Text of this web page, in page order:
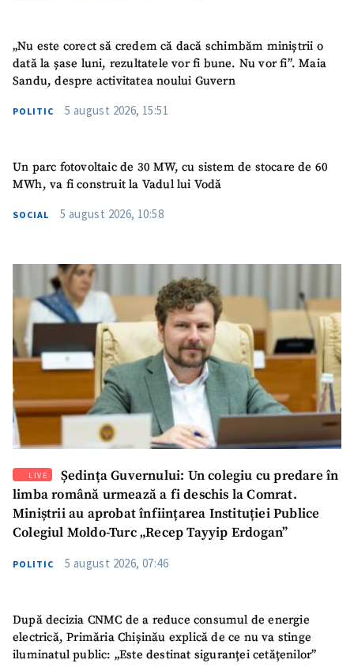
SUSȚINE
„Nu este corect să credem că dacă schimbăm miniștrii o
dată la șase luni, rezultatele vor fi bune. Nu vor fi”. Maia
Sandu, despre activitatea noului Guvern
POLITIC 5 august 2026, 15:51
Un parc fotovoltaic de 30 MW, cu sistem de stocare de 60
MWh, va fi construit la Vadul lui Vodă
SOCIAL 5 august 2026, 10:58
LIVE
Ședința Guvernului: Un colegiu cu predare în
limba română urmează a fi deschis la Comrat.
Miniștrii au aprobat înființarea Instituției Publice
Colegiul Moldo-Turc „Recep Tayyip Erdogan”
POLITIC 5 august 2026, 07:46
După decizia CNMC de a reduce consumul de energie
electrică, Primăria Chișinău explică de ce nu va stinge
iluminatul public: „Este destinat siguranței cetățenilor”